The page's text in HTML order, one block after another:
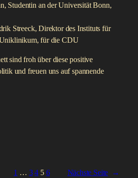
Studentin an der Universität Bonn,
Streeck, Direktor des Instituts für
für die CDU
sind froh über diese positive
und freuen uns auf spannende
1 … 3 4 5 6 Nächste Seite →